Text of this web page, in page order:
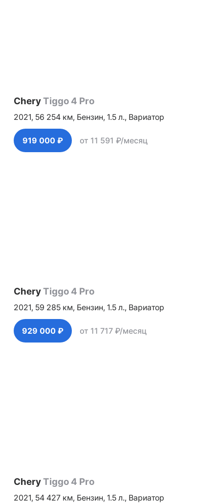
CheryTiggo 4 Pro
2021, 56 254 км, Бензин, 1.5 л., Вариатор
919 000 ₽ от 11 591 ₽/месяц
CheryTiggo 4 Pro
2021, 59 285 км, Бензин, 1.5 л., Вариатор
929 000 ₽ от 11 717 ₽/месяц
CheryTiggo 4 Pro
2021, 54 427 км, Бензин, 1.5 л., Вариатор